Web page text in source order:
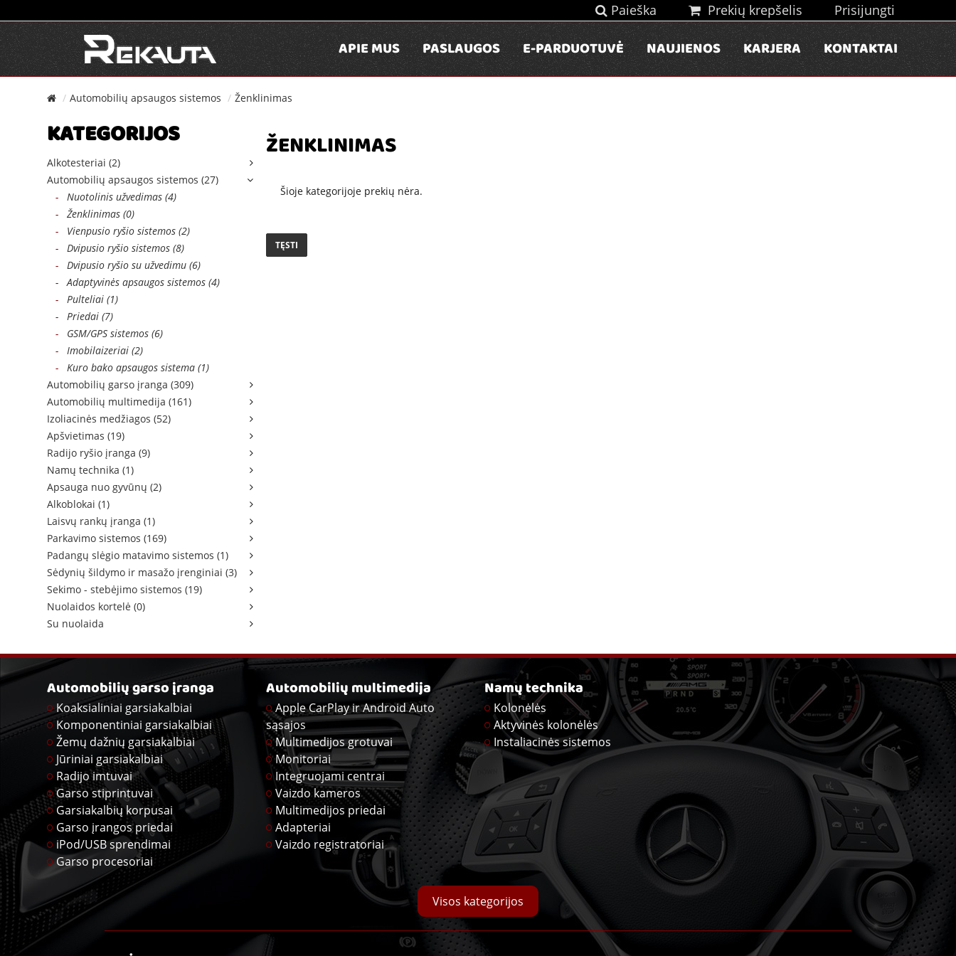
Paieška Prekių krepšelis Prisijungti
APIE MUS PASLAUGOS E-PARDUOTUVĖ NAUJIENOS KARJERA KONTAKTAI
Automobilių apsaugos sistemos Ženklinimas
KATEGORIJOS
Alkotesteriai (2)
Automobilių apsaugos sistemos (27)
- Nuotolinis užvedimas (4)
- Ženklinimas (0)
- Vienpusio ryšio sistemos (2)
- Dvipusio ryšio sistemos (8)
- Dvipusio ryšio su užvedimu (6)
- Adaptyvinės apsaugos sistemos (4)
- Pulteliai (1)
- Priedai (7)
- GSM/GPS sistemos (6)
- Imobilaizeriai (2)
- Kuro bako apsaugos sistema (1)
Automobilių garso įranga (309)
Automobilių multimedija (161)
Izoliacinės medžiagos (52)
Apšvietimas (19)
Radijo ryšio įranga (9)
Namų technika (1)
Apsauga nuo gyvūnų (2)
Alkoblokai (1)
Laisvų rankų įranga (1)
Parkavimo sistemos (169)
Padangų slėgio matavimo sistemos (1)
Sėdynių šildymo ir masažo įrenginiai (3)
Sekimo - stebėjimo sistemos (19)
Nuolaidos kortelė (0)
Su nuolaida
ŽENKLINIMAS
Šioje kategorijoje prekių nėra.
TĘSTI
Automobilių garso įranga
Koaksialiniai garsiakalbiai
Komponentiniai garsiakalbiai
Žemų dažnių garsiakalbiai
Jūriniai garsiakalbiai
Radijo imtuvai
Garso stiprintuvai
Garsiakalbių korpusai
Garso įrangos priedai
iPod/USB sprendimai
Garso procesoriai
Automobilių multimedija
Apple CarPlay ir Android Auto
sąsajos
Multimedijos grotuvai
Monitoriai
Integruojami centrai
Vaizdo kameros
Multimedijos priedai
Adapteriai
Vaizdo registratoriai
Namų technika
Kolonėlės
Aktyvinės kolonėlės
Instaliacinės sistemos
Visos kategorijos